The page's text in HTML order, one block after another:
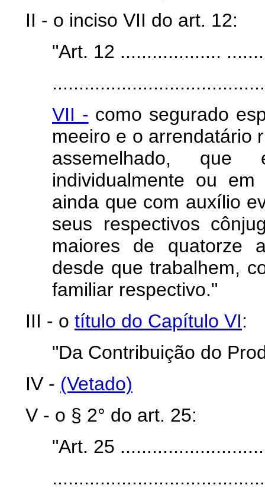
II - o inciso VII do art. 12:
"Art. 12 ...................
VII - como segurado
meeiro e o arrendatário
assemelhado, que
individualmente ou
ainda que com auxílio
seus respectivos
maiores de quatorze
desde que trabalhem,
familiar respectivo."
III - o título do Capítulo VI:
"Da Contribuição do
IV - (Vetado)
V - o § 2° do art. 25:
"Art. 25